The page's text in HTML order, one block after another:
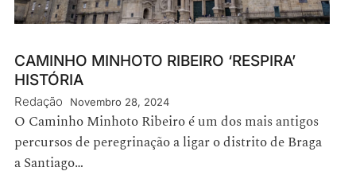
CAMINHO MINHOTO RIBEIRO ‘RESPIRA’
HISTÓRIA
Redação Novembro 28, 2024
O Caminho Minhoto Ribeiro é um dos mais antigos
percursos de peregrinação a ligar o distrito de Braga
a Santiago…